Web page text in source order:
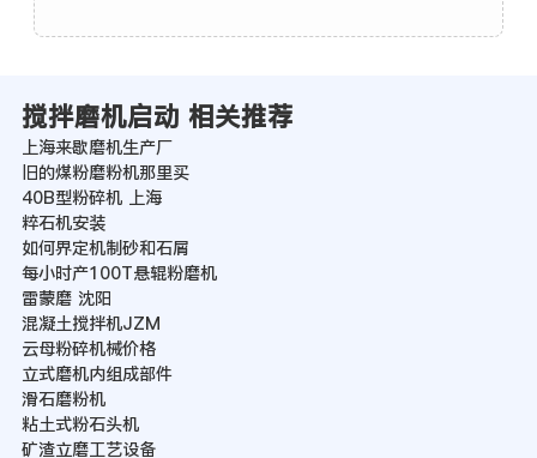
搅拌磨机启动 相关推荐
上海来歇磨机生产厂
旧的煤粉磨粉机那里买
40B型粉碎机 上海
粹石机安装
如何界定机制砂和石屑
每小时产100T悬辊粉磨机
雷蒙磨 沈阳
混凝土搅拌机JZM
云母粉碎机械价格
立式磨机内组成部件
滑石磨粉机
粘土式粉石头机
矿渣立磨工艺设备